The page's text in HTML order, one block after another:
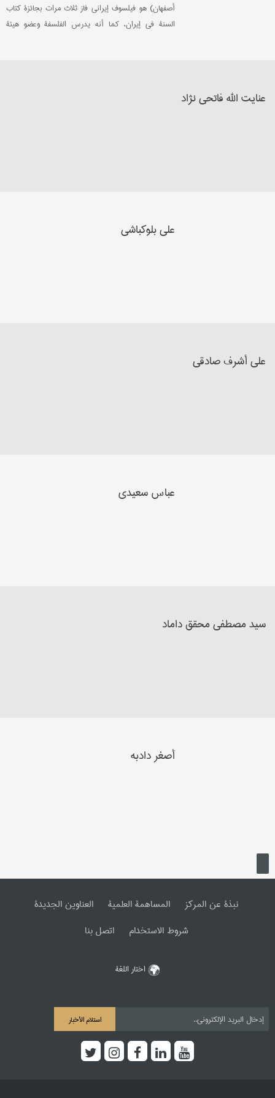
أصفهان) هو فيلسوف إيراني فاز ثلاث مرات بجائزة كتاب
السنة في إيران، كما أنه يدرس الفلسفة وعضو هيئة
عنایت الله فاتحي نژاد
علي بلوکباشي
علي أشرف صادقي
عباس سعیدي
سيد مصطفي‌ محقق‌ داماد
أصغر دادبه
نبذة عن المرکز المساهمة العلمیة
العناوین الجدیدة
شروط الاستخدام
اتصل بنا
اختار اللغة
استلام الأخبار